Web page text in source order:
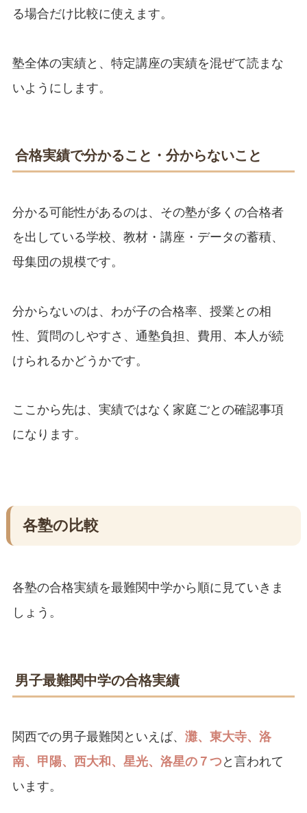
る場合だけ比較に使えます。
塾全体の実績と、特定講座の実績を混ぜて読まな
いようにします。
合格実績で分かること・分からないこと
分かる可能性があるのは、その塾が多くの合格者
を出している学校、教材・講座・データの蓄積、
母集団の規模です。
分からないのは、わが子の合格率、授業との相
性、質問のしやすさ、通塾負担、費用、本人が続
けられるかどうかです。
ここから先は、実績ではなく家庭ごとの確認事項
になります。
各塾の比較
各塾の合格実績を最難関中学から順に見ていきま
しょう。
男子最難関中学の合格実績
関西での男子最難関といえば、 灘、東大寺、洛
南、甲陽、西大和、星光、洛星の７つと言われて
います。